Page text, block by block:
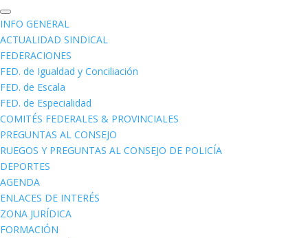
INFO GENERAL
ACTUALIDAD SINDICAL
FEDERACIONES
FED. de Igualdad y Conciliación
FED. de Escala
FED. de Especialidad
COMITÉS FEDERALES & PROVINCIALES
PREGUNTAS AL CONSEJO
RUEGOS Y PREGUNTAS AL CONSEJO DE POLICÍA
DEPORTES
AGENDA
ENLACES DE INTERÉS
ZONA JURÍDICA
FORMACIÓN